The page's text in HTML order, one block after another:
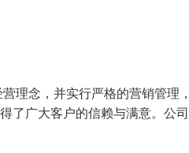
理念，并实行严格的营销管理
了广大客户的信赖与满意。公